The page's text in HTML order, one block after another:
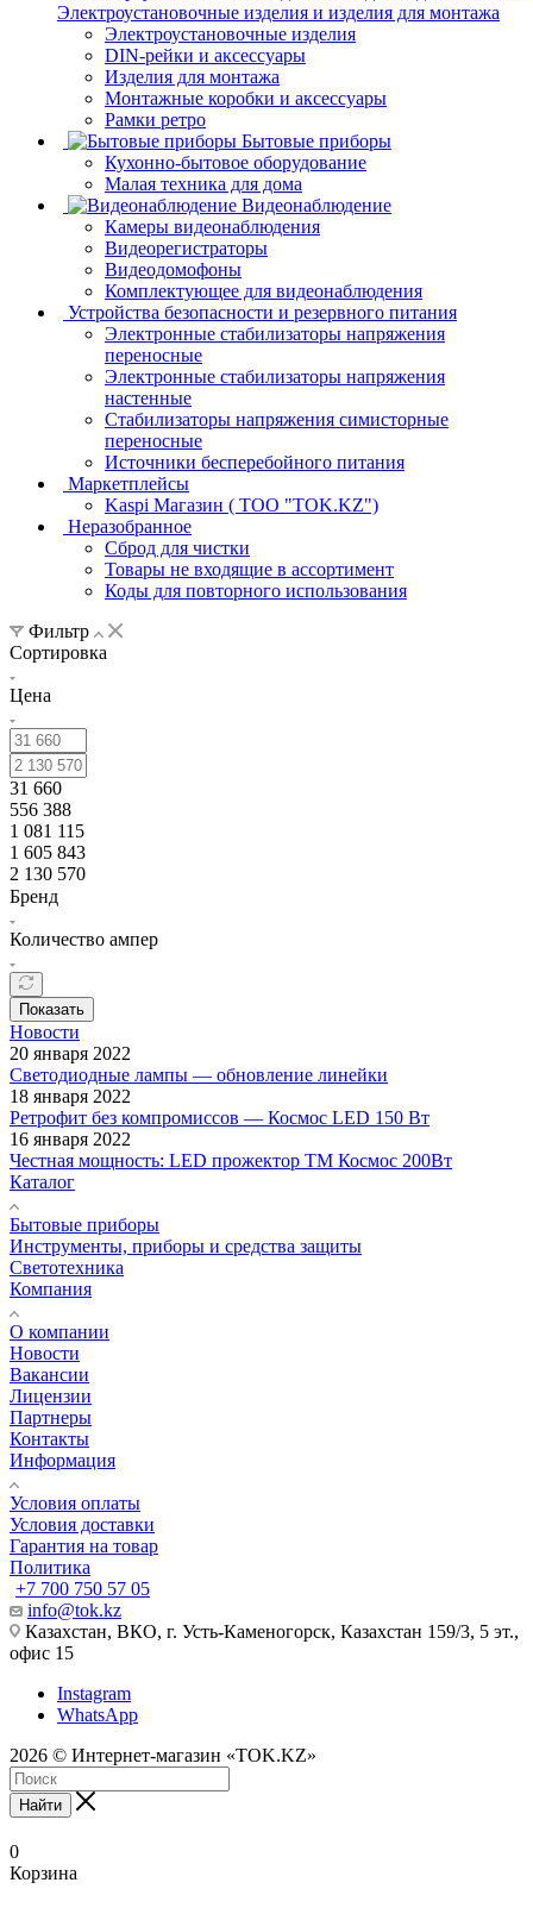
Электроустановочные изделия и изделия для монтажа
Электроустановочные изделия
DIN-рейки и аксессуары
Изделия для монтажа
Монтажные коробки и аксессуары
Рамки ретро
Бытовые приборы
Кухонно-бытовое оборудование
Малая техника для дома
Видеонаблюдение
Камеры видеонаблюдения
Видеорегистраторы
Видеодомофоны
Комплектующее для видеонаблюдения
Устройства безопасности и резервного питания
Электронные стабилизаторы напряжения
переносные
Электронные стабилизаторы напряжения
настенные
Стабилизаторы напряжения симисторные
переносные
Источники бесперебойного питания
Маркетплейсы
Kaspi Магазин ( ТОО "TOK.KZ")
Неразобранное
Сброд для чистки
Товары не входящие в ассортимент
Коды для повторного использования
Фильтр
Сортировка
Цена
31 660
556 388
1 081 115
1 605 843
2 130 570
Бренд
Количество ампер
Показать
Новости
20 января 2022
Светодиодные лампы — обновление линейки
18 января 2022
Ретрофит без компромиссов — Космос LED 150 Вт
16 января 2022
Честная мощность: LED прожектор ТМ Космос 200Вт
Каталог
Бытовые приборы
Инструменты, приборы и средства защиты
Светотехника
Компания
О компании
Новости
Вакансии
Лицензии
Партнеры
Контакты
Информация
Условия оплаты
Условия доставки
Гарантия на товар
Политика
+7 700 750 57 05
info@tok.kz
Казахстан, ВКО, г. Усть-Каменогорск, Казахстан 159/3, 5 эт.,
офис 15
Instagram
WhatsApp
2026 © Интернет-магазин «TOK.KZ»
Найти
0
Корзина